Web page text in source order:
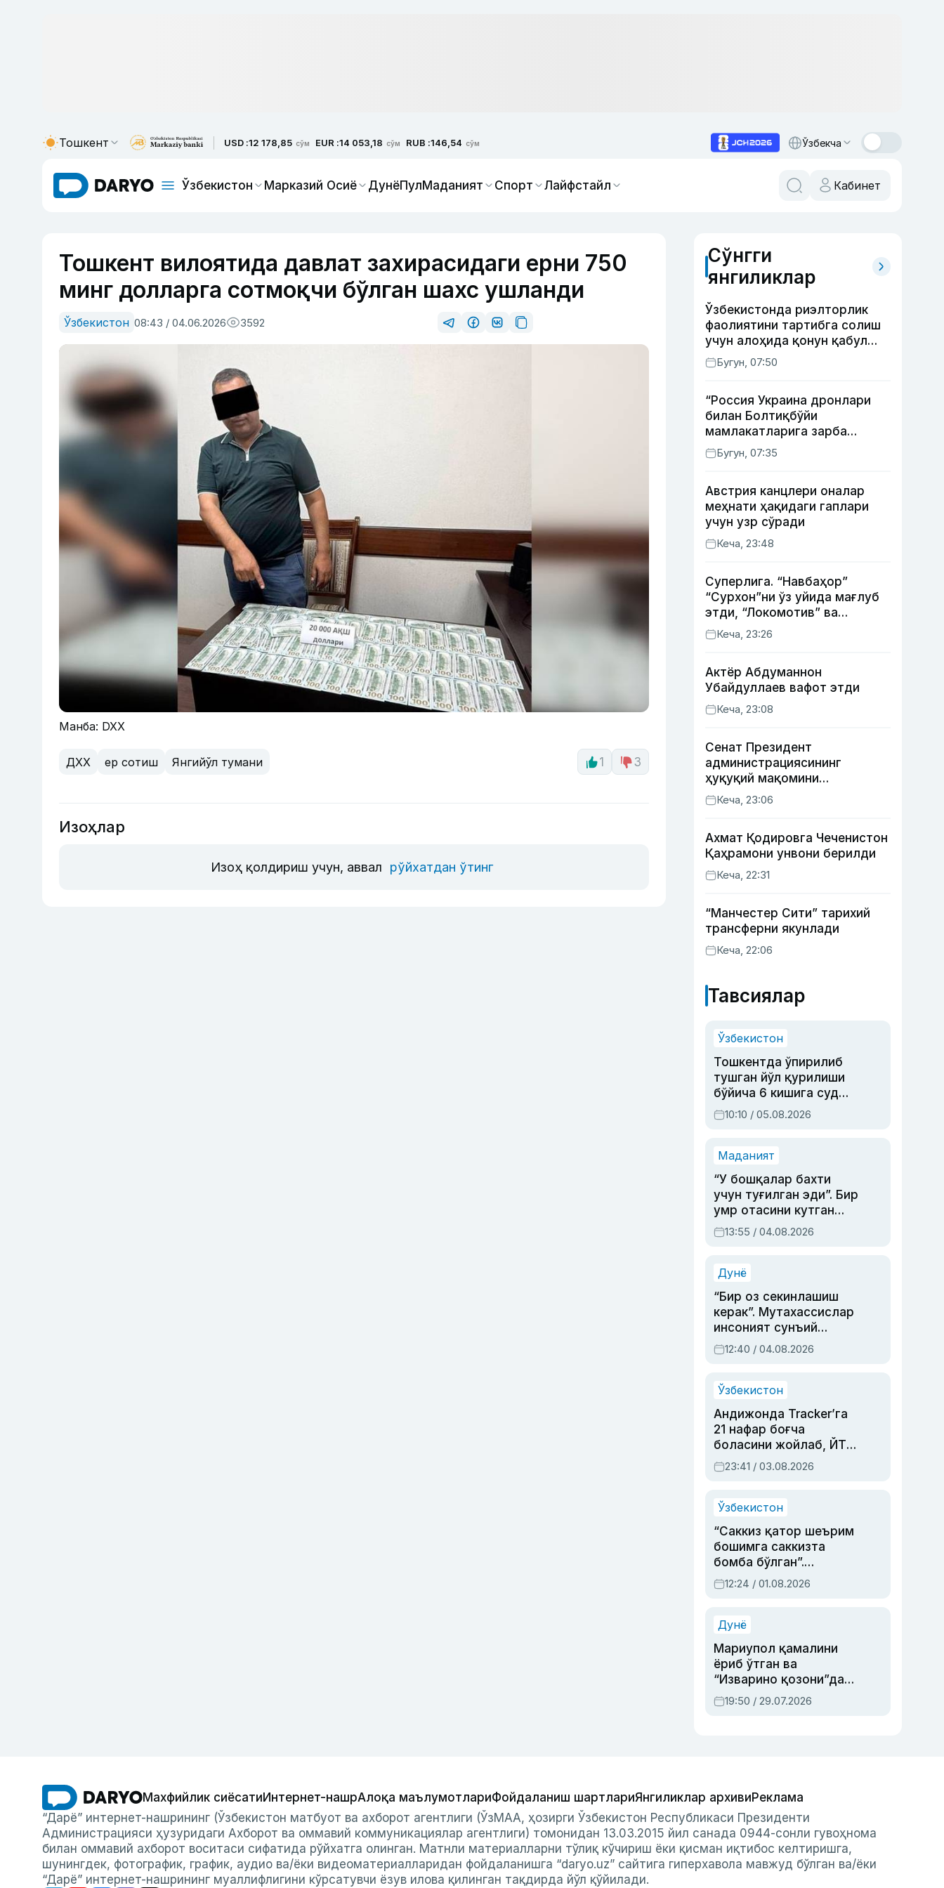
Тошкент USD :12 178,85 сўм EUR :14 053,18 сўм RUB :146,54 сўм Ўзбекча
Ўзбекистон Марказий Осиё ДунёПулМаданият Спорт Лайфстайл Кабинет
Тошкент вилоятида давлат захирасидаги ерни 750
минг долларга сотмоқчи бўлган шахс ушланди
Ўзбекистон 08:43 / 04.06.2026 3592
Манба: DXX
ДХХ ер сотиш Янгийўл тумани 1 3
Изоҳлар
Изоҳ қолдириш учун, аввал рўйхатдан ўтинг
Сўнгги
янгиликлар
Ўзбекистонда риэлторлик
фаолиятини тартибга солиш
учун алоҳида қонун қабул
қилинди
Бугун, 07:50
“Россия Украина дронлари
билан Болтиқбўйи
мамлакатларига зарба
бермоқчи” — Литва мудофаа
вазири
Бугун, 07:35
Австрия канцлери оналар
меҳнати ҳақидаги гаплари
учун узр сўради
Кеча, 23:48
Суперлига. “Навбаҳор”
“Сурхон”ни ўз уйида мағлуб
этди, “Локомотив” ва
“Хоразм” уйда ғалаба
қозонди
Кеча, 23:26
Актёр Абду­маннон
Убайдуллаев вафот этди
Кеча, 23:08
Сенат Президент
администрациясининг
ҳуқуқий мақомини
белгиловчи конституциявий
қонунни маъқуллади
Кеча, 23:06
Ахмат Қодировга Чеченистон
Қаҳрамони унвони берилди
Кеча, 22:31
“Манчестер Сити” тарихий
трансферни якунлади
Кеча, 22:06
Тавсиялар
Ўзбекистон
Тошкентда ўпирилиб
тушган йўл қурилиши
бўйича 6 кишига суд
ҳукми ўқилди
10:10 / 05.08.2026
Маданият
“У бошқалар бахти
учун туғилган эди”. Бир
умр отасини кутган
актриса ва дубльяж
устаси Римма
синовларга тўла ҳаёти
13:55 / 04.08.2026
Дунё
“Бир оз секинлашиш
керак”. Мутахассислар
инсоният сунъий
интеллектни бошқара
олмай қолишидан
12:40 / 04.08.2026
Ўзбекистон
Андижонда Tracker’га
21 нафар боғча
боласини жойлаб, ЙТҲ
содир этган аёлга суд
ҳукми ўқилди
23:41 / 03.08.2026
Ўзбекистон
“Саккиз қатор шеърим
бошимга саккизта
бомба бўлган”.
Абдулла Ориповни
сиёсий айбловлардан
12:24 / 01.08.2026
Дунё
Мариупол қамалини
ёриб ўтган ва
“Изварино қозони”дан
чиққан қаҳрамон —
Украина армияси бош
19:50 / 29.07.2026
Махфийлик сиёсатиИнтернет-нашрАлоқа маълумотлариФойдаланиш шартлариЯнгиликлар архивиРеклама
“Дарё” интернет-нашрининг (Ўзбекистон матбуот ва ахборот агентлиги (ЎзМАА, ҳозирги Ўзбекистон Республикаси Президенти
Администрацияси ҳузуридаги Ахборот ва оммавий коммуникациялар агентлиги) томонидан 13.03.2015 йил санада 0944-сонли гувоҳнома
билан оммавий ахборот воситаси сифатида рўйхатга олинган. Матнли материалларни тўлиқ кўчириш ёки қисман иқтибос келтиришга,
шунингдек, фотографик, график, аудио ва/ёки видеоматериалларидан фойдаланишга “daryo.uz” сайтига гиперхавола мавжуд бўлган ва/ёки
“Дарё” интернет-нашрининг муаллифлигини кўрсатувчи ёзув илова қилинган тақдирда йўл қўйилади.